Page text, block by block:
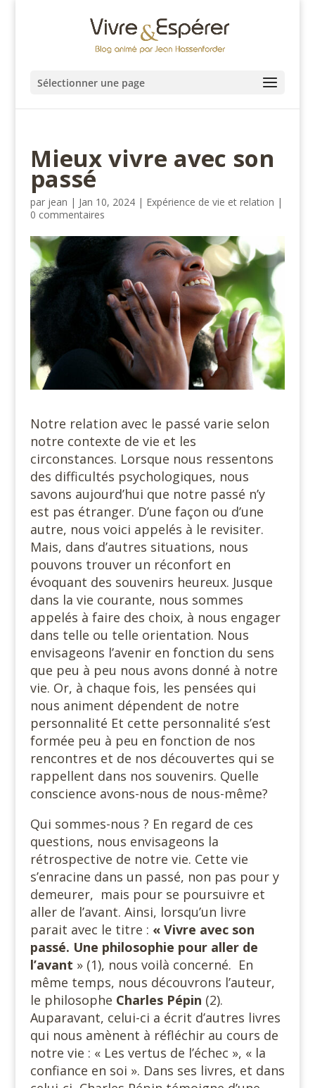
Sélectionner une page
Mieux vivre avec son
passé
par jean | Jan 10, 2024| Expérience de vie et relation |
0 commentaires
Notre relation avec le passé varie selon
notre contexte de vie et les
circonstances. Lorsque nous ressentons
des difficultés psychologiques, nous
savons aujourd’hui que notre passé n’y
est pas étranger. D’une façon ou d’une
autre, nous voici appelés à le revisiter.
Mais, dans d’autres situations, nous
pouvons trouver un réconfort en
évoquant des souvenirs heureux. Jusque
dans la vie courante, nous sommes
appelés à faire des choix, à nous engager
dans telle ou telle orientation. Nous
envisageons l’avenir en fonction du sens
que peu à peu nous avons donné à notre
vie. Or, à chaque fois, les pensées qui
nous animent dépendent de notre
personnalité Et cette personnalité s’est
formée peu à peu en fonction de nos
rencontres et de nos découvertes qui se
rappellent dans nos souvenirs. Quelle
conscience avons-nous de nous-même?
Qui sommes-nous ? En regard de ces
questions, nous envisageons la
rétrospective de notre vie. Cette vie
s’enracine dans un passé, non pas pour y
demeurer, mais pour se poursuivre et
aller de l’avant. Ainsi, lorsqu’un livre
parait avec le titre : « Vivre avec son
passé. Une philosophie pour aller de
l’avant » (1), nous voilà concerné. En
même temps, nous découvrons l’auteur,
le philosophe Charles Pépin (2).
Auparavant, celui-ci a écrit d’autres livres
qui nous amènent à réfléchir au cours de
notre vie : « Les vertus de l’échec », « la
confiance en soi ». Dans ses livres, et dans